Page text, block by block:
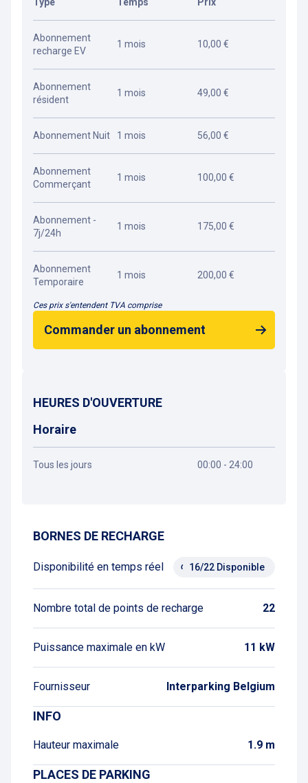
Abonnement
recharge EV
1 mois 10,00 €
Abonnement
résident
1 mois 49,00 €
Abonnement Nuit 1 mois 56,00 €
Abonnement
Commerçant
1 mois 100,00 €
Abonnement -
7j/24h
1 mois 175,00 €
Abonnement
Temporaire
1 mois 200,00 €
Ces prix s'entendent TVA comprise
Commander un abonnement
HEURES D'OUVERTURE
Horaire
Tous les jours 00:00 - 24:00
BORNES DE RECHARGE
Disponibilité en temps réel 16/22 Disponible
Nombre total de points de recharge 22
Puissance maximale en kW 11 kW
Fournisseur Interparking Belgium
INFO
Hauteur maximale 1.9 m
PLACES DE PARKING